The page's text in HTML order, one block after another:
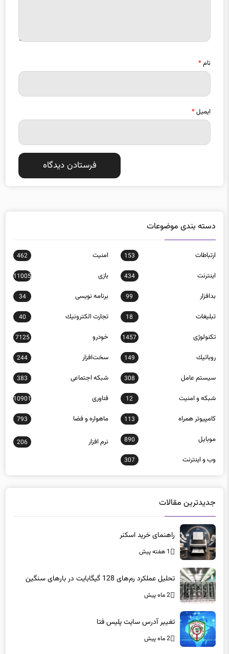
ایمیل*
ارتباطات
اينترنت 434 بازی 11005
بدافزار 99 برنامه نويسی 34
تبلیغات 18 تجارت الكترونيك 40
تکنولوژی 1457 خودرو 7125
روباتيك 149 سخت‌افزار 244
سيستم عامل 308 شبكه اجتماعی 383
شبكه و امنيت 12 فناوری 10901
كامپيوتر همراه 113 ماهواره و فضا 793
موبايل 890
206
وب و اينترنت 307
راهنمای خرید اسکنر
1 هفته پیش
2 ماه پیش
2 ماه پیش